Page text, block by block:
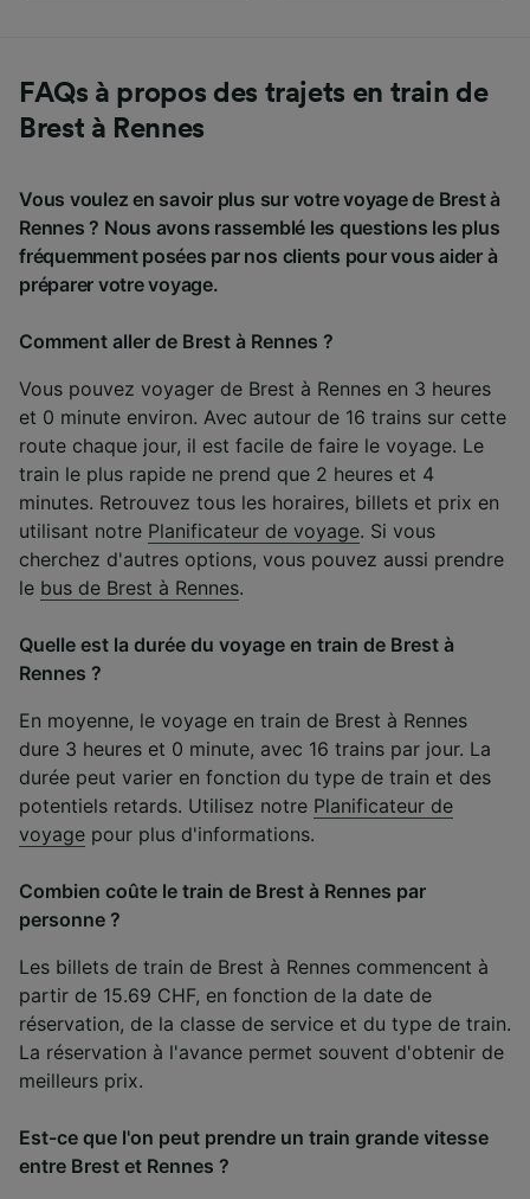
FAQs à propos des trajets en train de
Brest à Rennes
Vous voulez en savoir plus sur votre voyage de Brest à
Rennes ? Nous avons rassemblé les questions les plus
fréquemment posées par nos clients pour vous aider à
préparer votre voyage.
Comment aller de Brest à Rennes ?
Vous pouvez voyager de Brest à Rennes en 3 heures
et 0 minute environ. Avec autour de 16 trains sur cette
route chaque jour, il est facile de faire le voyage. Le
train le plus rapide ne prend que 2 heures et 4
minutes. Retrouvez tous les horaires, billets et prix en
utilisant notre Planificateur de voyage. Si vous
cherchez d'autres options, vous pouvez aussi prendre
le bus de Brest à Rennes.
Quelle est la durée du voyage en train de Brest à
Rennes ?
En moyenne, le voyage en train de Brest à Rennes
dure 3 heures et 0 minute, avec 16 trains par jour. La
durée peut varier en fonction du type de train et des
potentiels retards. Utilisez notre Planificateur de
voyage pour plus d'informations.
Combien coûte le train de Brest à Rennes par
personne ?
Les billets de train de Brest à Rennes commencent à
partir de 15.69 CHF, en fonction de la date de
réservation, de la classe de service et du type de train.
La réservation à l'avance permet souvent d'obtenir de
meilleurs prix.
Est-ce que l'on peut prendre un train grande vitesse
entre Brest et Rennes ?